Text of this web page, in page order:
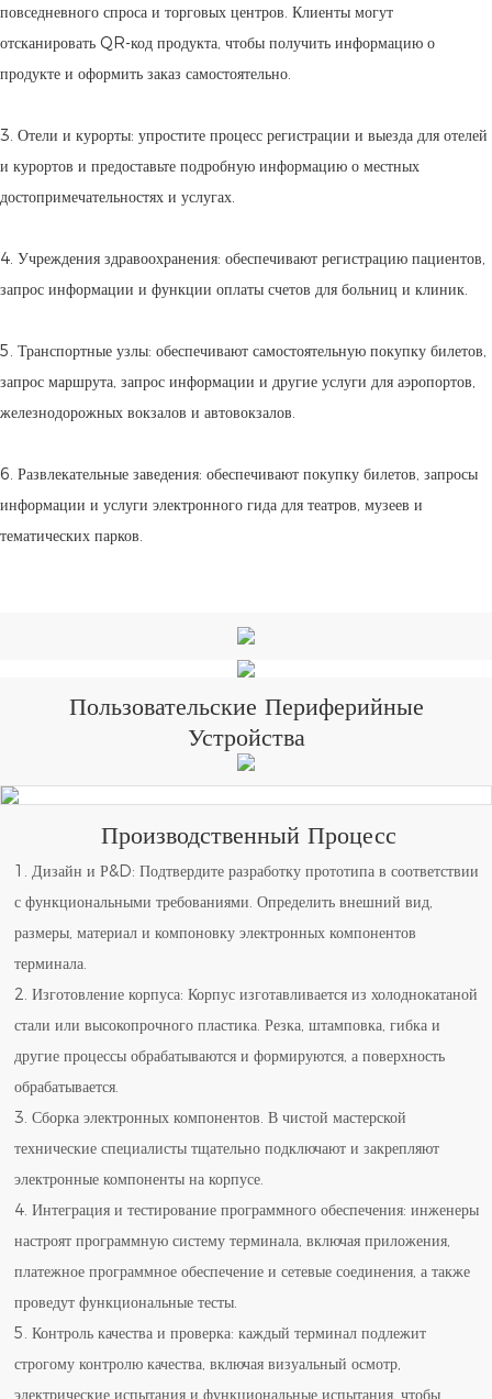
повседневного спроса и торговых центров. Клиенты могут
отсканировать QR-код продукта, чтобы получить информацию о
продукте и оформить заказ самостоятельно.
3. Отели и курорты: упростите процесс регистрации и выезда для отелей
и курортов и предоставьте подробную информацию о местных
достопримечательностях и услугах.
4. Учреждения здравоохранения: обеспечивают регистрацию пациентов,
запрос информации и функции оплаты счетов для больниц и клиник.
5. Транспортные узлы: обеспечивают самостоятельную покупку билетов,
запрос маршрута, запрос информации и другие услуги для аэропортов,
железнодорожных вокзалов и автовокзалов.
6. Развлекательные заведения: обеспечивают покупку билетов, запросы
информации и услуги электронного гида для театров, музеев и
тематических парков.
Пользовательские Периферийные
Устройства
Производственный Процесс
1. Дизайн и Р&D: Подтвердите разработку прототипа в соответствии
с функциональными требованиями. Определить внешний вид,
размеры, материал и компоновку электронных компонентов
терминала.
2. Изготовление корпуса: Корпус изготавливается из холоднокатаной
стали или высокопрочного пластика. Резка, штамповка, гибка и
другие процессы обрабатываются и формируются, а поверхность
обрабатывается.
3. Сборка электронных компонентов. В чистой мастерской
технические специалисты тщательно подключают и закрепляют
электронные компоненты на корпусе.
4. Интеграция и тестирование программного обеспечения: инженеры
настроят программную систему терминала, включая приложения,
платежное программное обеспечение и сетевые соединения, а также
проведут функциональные тесты.
5. Контроль качества и проверка: каждый терминал подлежит
строгому контролю качества, включая визуальный осмотр,
электрические испытания и функциональные испытания, чтобы